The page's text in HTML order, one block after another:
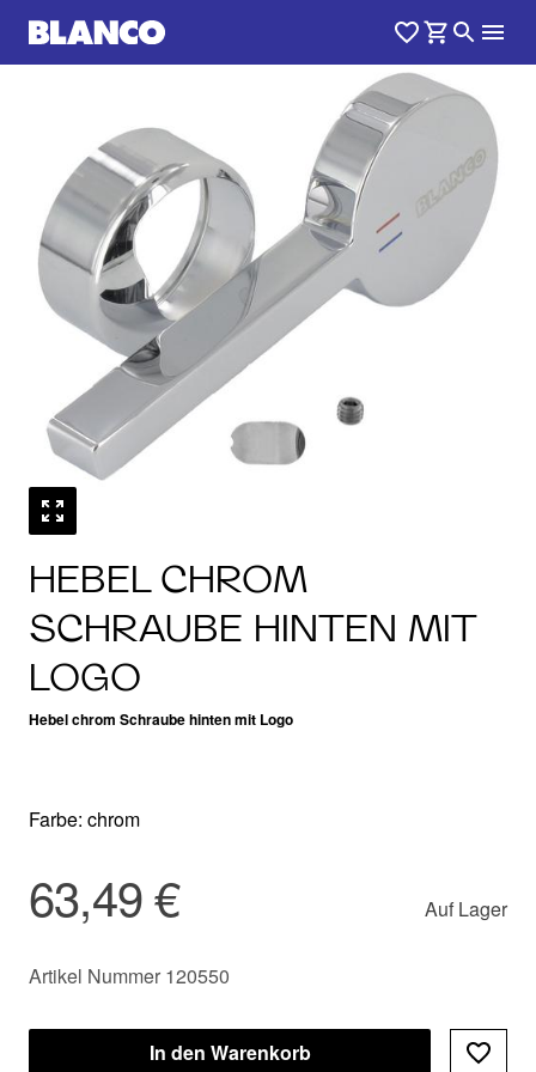
HEBEL CHROM
SCHRAUBE HINTEN MIT
LOGO
Hebel chrom Schraube hinten mit Logo
Farbe: chrom
63,49 € Auf Lager
Artikel Nummer 120550
In den Warenkorb